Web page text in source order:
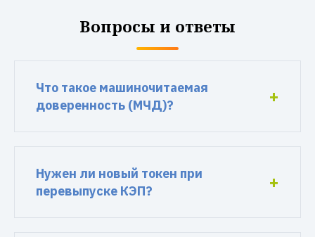
Вопросы и ответы
Что такое машиночитаемая
доверенность (МЧД)?
Нужен ли новый токен при
перевыпуске КЭП?